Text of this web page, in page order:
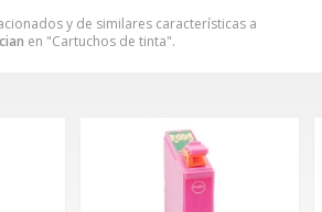
y de similares características a
en "Cartuchos de tinta".